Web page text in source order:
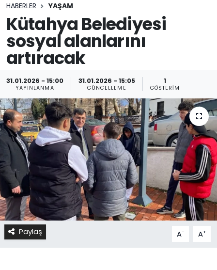
HABERLER YAŞAM
Kütahya Belediyesi
sosyal alanlarını
artıracak
31.01.2026 - 15:00
YAYINLANMA
31.01.2026 - 15:05
GÜNCELLEME
1
GÖSTERIM
Paylaş A- A+
Son Dakika Haberleri
Haber Arşivi